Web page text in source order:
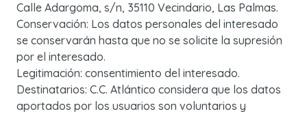
Calle Adargoma, s/n, 35110 Vecindario, Las Palmas.
Conservación: Los datos personales del interesado
se conservarán hasta que no se solicite la supresión
por el interesado.
Legitimación: consentimiento del interesado.
Destinatarios: C.C. Atlántico considera que los datos
aportados por los usuarios son voluntarios y